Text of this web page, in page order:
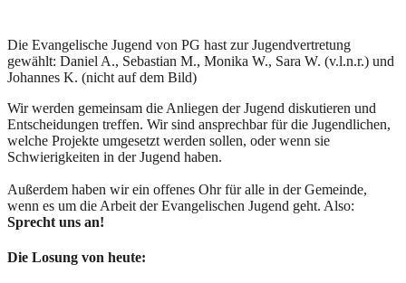
Die Evangelische Jugend von PG hast zur Jugendvertretung
gewählt: Daniel A., Sebastian M., Monika W., Sara W. (v.l.n.r.) und
Johannes K. (nicht auf dem Bild)
Wir werden gemeinsam die Anliegen der Jugend diskutieren und
Entscheidungen treffen. Wir sind ansprechbar für die Jugendlichen,
welche Projekte umgesetzt werden sollen, oder wenn sie
Schwierigkeiten in der Jugend haben.
Außerdem haben wir ein offenes Ohr für alle in der Gemeinde,
wenn es um die Arbeit der Evangelischen Jugend geht. Also:
Sprecht uns an!
Die Losung von heute: